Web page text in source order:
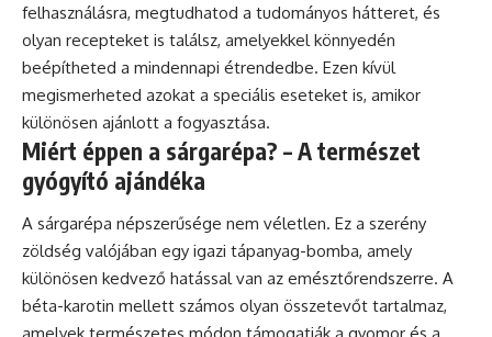
felhasználásra, megtudhatod a tudományos hátteret, és
olyan recepteket is találsz, amelyekkel könnyedén
beépítheted a mindennapi étrendedbe. Ezen kívül
megismerheted azokat a speciális eseteket is, amikor
különösen ajánlott a fogyasztása.
Miért éppen a sárgarépa? – A természet
gyógyító ajándéka
A sárgarépa népszerűsége nem véletlen. Ez a szerény
zöldség valójában egy igazi tápanyag-bomba, amely
különösen kedvező hatással van az emésztőrendszerre. A
béta-karotin mellett számos olyan összetevőt tartalmaz,